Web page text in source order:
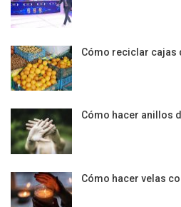
Cómo reciclar cajas
Cómo hacer anillos
Cómo hacer velas